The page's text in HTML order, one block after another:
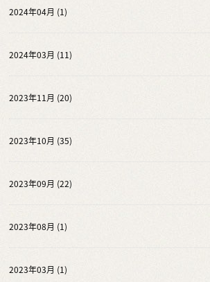
2024年04月 (1)
2024年03月 (11)
2023年11月 (20)
2023年10月 (35)
2023年09月 (22)
2023年08月 (1)
2023年03月 (1)